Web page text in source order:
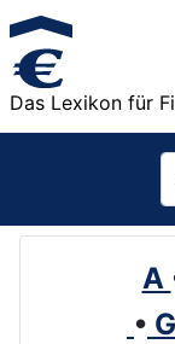
Das Lexikon für
A
• G